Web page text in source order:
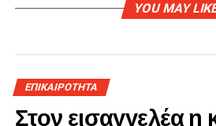
YOU MAY
ΕΠΙΚΑΙΡΟΤΗΤΑ
Στον εισαγγελέα η